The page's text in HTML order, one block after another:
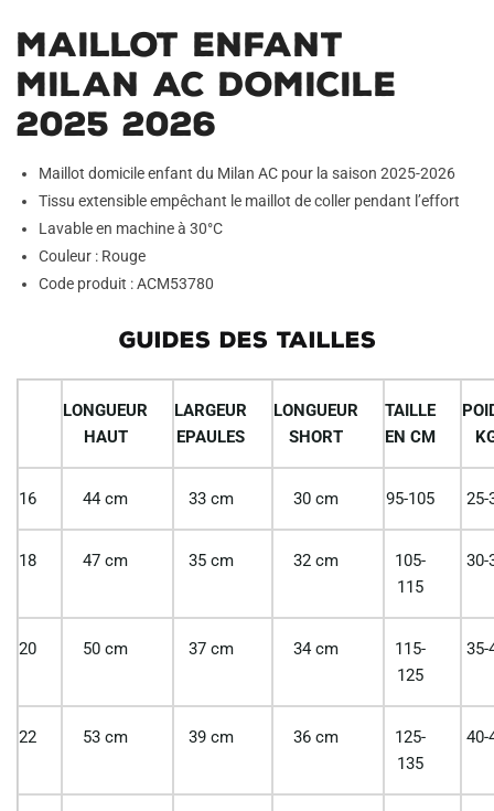
Maillot Enfant
Milan AC Domicile
2025 2026
Maillot domicile enfant du Milan AC pour la saison 2025-2026
Tissu extensible empêchant le maillot de coller pendant l’effort
Lavable en machine à 30°C
Couleur : Rouge
Code produit : ACM53780
GUIDES DES TAILLES
LONGUEUR
HAUT
LARGEUR
EPAULES
LONGUEUR
SHORT
TAILLE
EN CM
16 44 cm 33 cm 30 cm 95-105 25-
18 47 cm 35 cm 32 cm
105-
115
30-
20 50 cm 37 cm 34 cm
115-
125
35-
22 53 cm 39 cm 36 cm
125-
135
40-